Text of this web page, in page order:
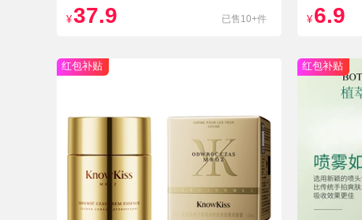
¥37.9 已售10+件 ¥ 6.9
红包补贴 红包补贴